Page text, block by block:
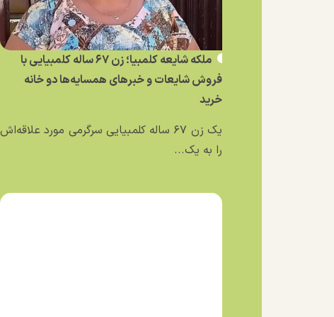
ملکه شایعه کلمبیا؛ زن ۶۷ ساله کلمبیایی با
فروش شایعات و خبر‌های همسایه‌ها دو خانه
خرید
یک زن ۶۷ ساله کلمبیایی سرگرمی مورد علاقه‌اش
را به یک...